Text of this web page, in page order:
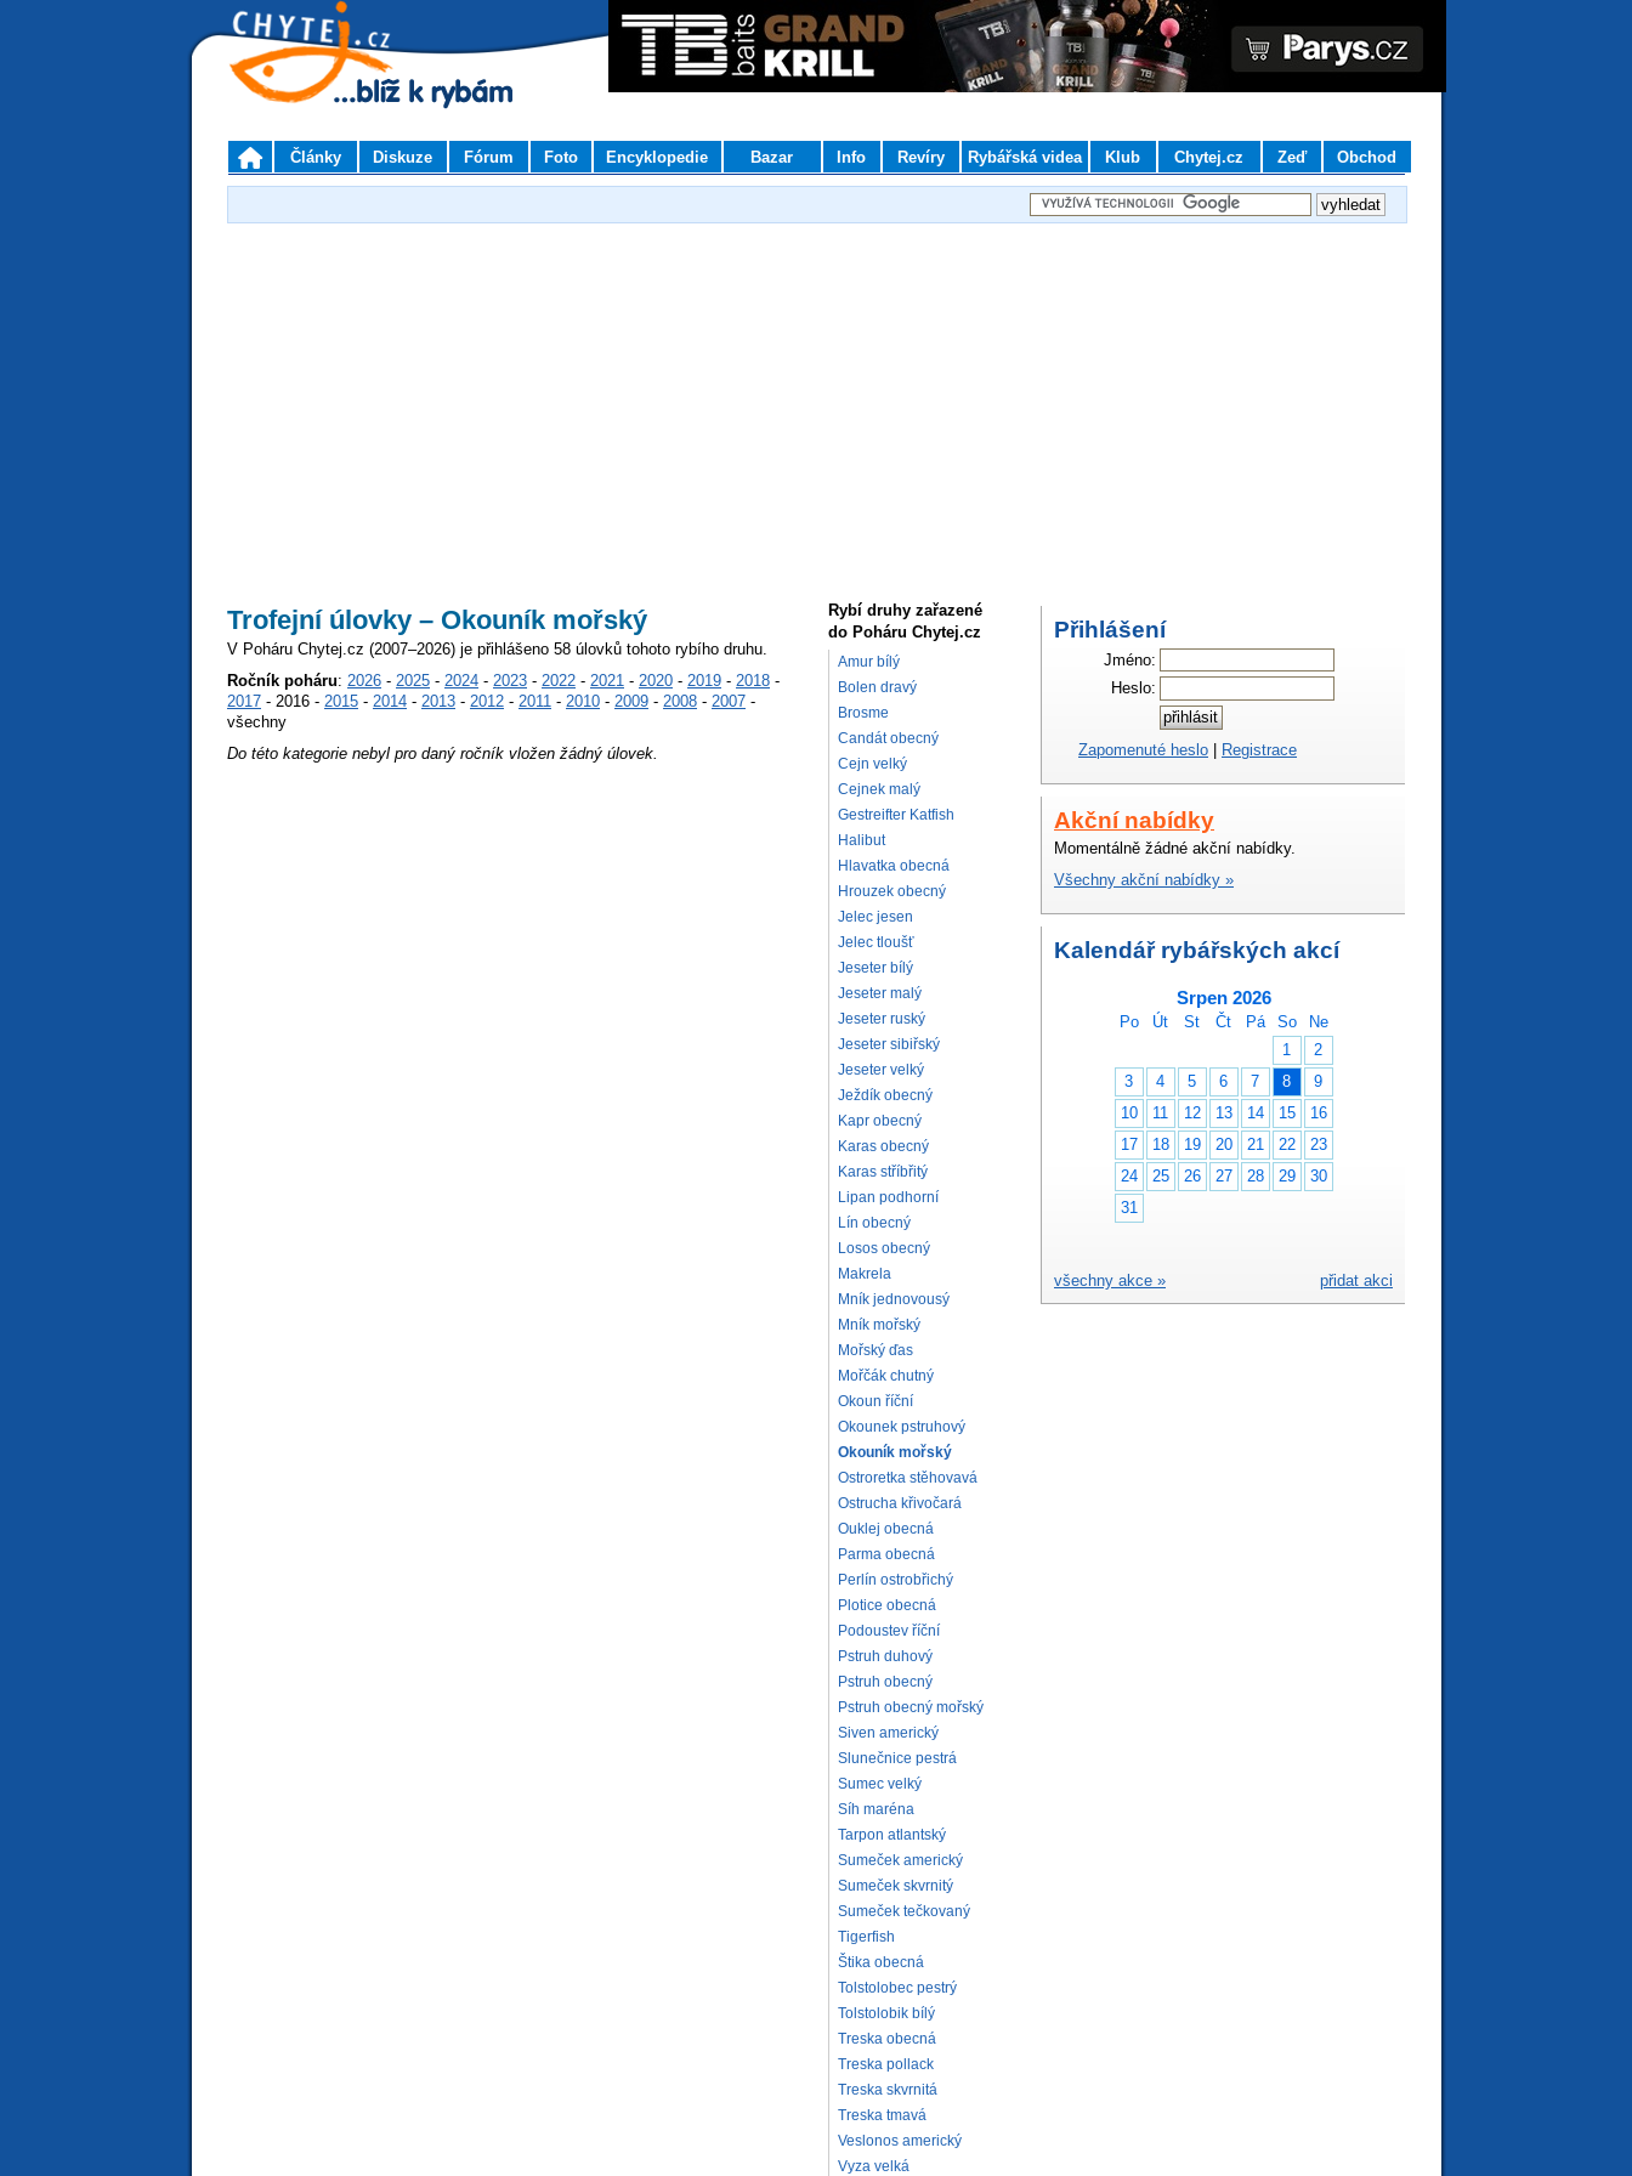
Články Diskuze Fórum Foto Encyklopedie Bazar Info Revíry Rybářská videa Klub Chytej.cz Zeď Obchod
Trofejní úlovky – Okouník mořský
V Poháru Chytej.cz (2007–2026) je přihlášeno 58 úlovků tohoto rybího druhu.
Ročník poháru: 2026 - 2025 - 2024 - 2023 - 2022 - 2021 - 2020 - 2019 - 2018 -
2017 - 2016 - 2015 - 2014 - 2013 - 2012 - 2011 - 2010 - 2009 - 2008 - 2007 -
všechny
Do této kategorie nebyl pro daný ročník vložen žádný úlovek.
Rybí druhy zařazené
do Poháru Chytej.cz
Amur bílý
Bolen dravý
Brosme
Candát obecný
Cejn velký
Cejnek malý
Gestreifter Katfish
Halibut
Hlavatka obecná
Hrouzek obecný
Jelec jesen
Jelec tloušť
Jeseter bílý
Jeseter malý
Jeseter ruský
Jeseter sibiřský
Jeseter velký
Ježdík obecný
Kapr obecný
Karas obecný
Karas stříbřitý
Lipan podhorní
Lín obecný
Losos obecný
Makrela
Mník jednovousý
Mník mořský
Mořský ďas
Mořčák chutný
Okoun říční
Okounek pstruhový
Okouník mořský
Ostroretka stěhovavá
Ostrucha křivočará
Ouklej obecná
Parma obecná
Perlín ostrobřichý
Plotice obecná
Podoustev říční
Pstruh duhový
Pstruh obecný
Pstruh obecný mořský
Siven americký
Slunečnice pestrá
Sumec velký
Síh maréna
Tarpon atlantský
Sumeček americký
Sumeček skvrnitý
Sumeček tečkovaný
Tigerfish
Štika obecná
Tolstolobec pestrý
Tolstolobik bílý
Treska obecná
Treska pollack
Treska skvrnitá
Treska tmavá
Veslonos americký
Vyza velká
Přihlášení
Jméno:
Heslo:
Zapomenuté heslo | Registrace
Akční nabídky
Momentálně žádné akční nabídky.
Všechny akční nabídky »
Kalendář rybářských akcí
Srpen 2026
Po Út St Čt Pá So
Ne
1
2
3
4 5 6 7 8
9
10
11 12 13 14 15
16
17
18 19 20 21 22
23
24
25 26 27 28 29
30
31
přidat akci
všechny akce »